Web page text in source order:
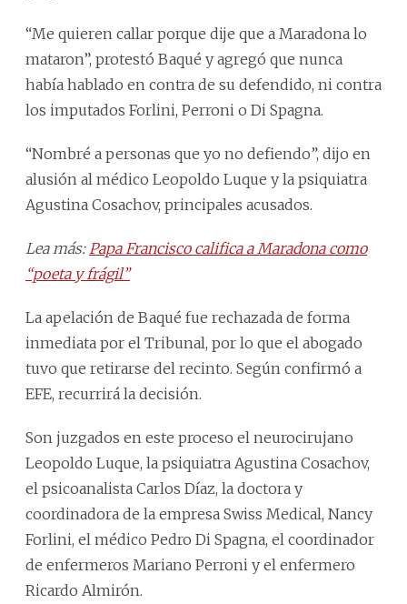
“Me quieren callar porque dije que a Maradona lo
mataron”, protestó Baqué y agregó que nunca
había hablado en contra de su defendido, ni contra
los imputados Forlini, Perroni o Di Spagna.
“Nombré a personas que yo no defiendo”, dijo en
alusión al médico Leopoldo Luque y la psiquiatra
Agustina Cosachov, principales acusados.
Lea más: Papa Francisco califica a Maradona como
“poeta y frágil”
La apelación de Baqué fue rechazada de forma
inmediata por el Tribunal, por lo que el abogado
tuvo que retirarse del recinto. Según confirmó a
EFE, recurrirá la decisión.
Son juzgados en este proceso el neurocirujano
Leopoldo Luque, la psiquiatra Agustina Cosachov,
el psicoanalista Carlos Díaz, la doctora y
coordinadora de la empresa Swiss Medical, Nancy
Forlini, el médico Pedro Di Spagna, el coordinador
de enfermeros Mariano Perroni y el enfermero
Ricardo Almirón.